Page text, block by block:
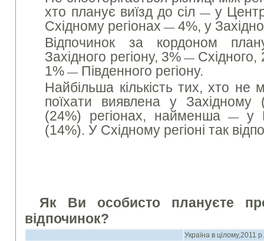
хто планує виїзд до сіл —у
Східному регіонах — 4%, у
Відпочинок за кордоном
Західного регіону, 3% — Східного,
1% — Південного регіону.
Найбільша кількість тих, хто не
поїхати виявлена у
(24%) регіонах, найменша —
у
(14%). У Східному регіоні так
Як Ви особисто плануєте
відпочинок?
Україна в цілому,2011 р.